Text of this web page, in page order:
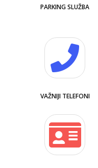
PARKING SLUŽBA
VAŽNIJI TELEFONI